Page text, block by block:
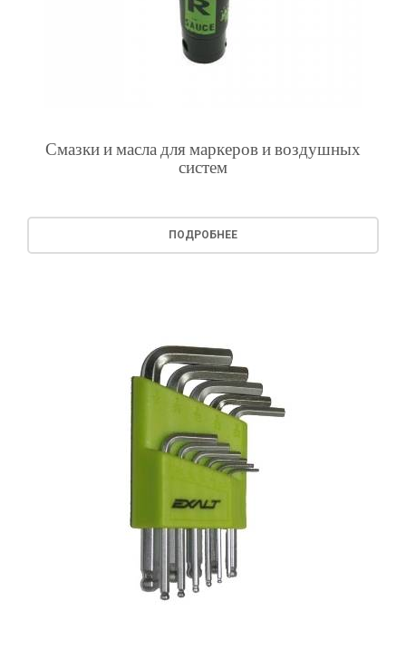
Смазки и масла для маркеров и воздушных
систем
ПОДРОБНЕЕ